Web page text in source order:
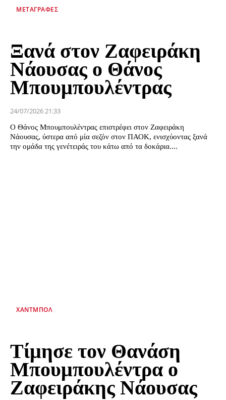
ΜΕΤΑΓΡΑΦΈΣ
Ξανά στον Ζαφειράκη
Νάουσας ο Θάνος
Μπουμπουλέντρας
24/07/2026 21:33
Ο Θάνος Μπουμπουλέντρας επιστρέφει στον Ζαφειράκη
Νάουσας, ύστερα από μία σεζόν στον ΠΑΟΚ, ενισχύοντας ξανά
την ομάδα της γενέτειράς του κάτω από τα δοκάρια....
ΧΆΝΤΜΠΟΛ
Τίμησε τον Θανάση
Μπουμπουλέντρα ο
Ζαφειράκης Νάουσας